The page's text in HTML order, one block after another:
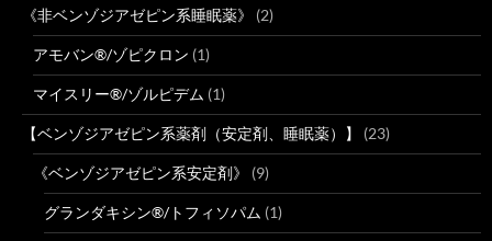
《非ベンゾジアゼピン系睡眠薬》 (2)
アモバン®/ゾピクロン (1)
マイスリー®/ゾルピデム (1)
【ベンゾジアゼピン系薬剤（安定剤、睡眠薬）】 (23)
《ベンゾジアゼピン系安定剤》 (9)
グランダキシン®/トフィソパム (1)